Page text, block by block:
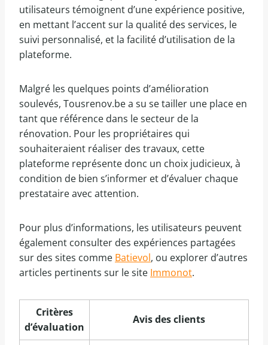
utilisateurs témoignent d’une expérience positive,
en mettant l’accent sur la qualité des services, le
suivi personnalisé, et la facilité d’utilisation de la
plateforme.
Malgré les quelques points d’amélioration
soulevés, Tousrenov.be a su se tailler une place en
tant que référence dans le secteur de la
rénovation. Pour les propriétaires qui
souhaiteraient réaliser des travaux, cette
plateforme représente donc un choix judicieux, à
condition de bien s’informer et d’évaluer chaque
prestataire avec attention.
Pour plus d’informations, les utilisateurs peuvent
également consulter des expériences partagées
sur des sites comme Batievol, ou explorer d’autres
articles pertinents sur le site Immonot.
Critères
d’évaluation
Avis des clients